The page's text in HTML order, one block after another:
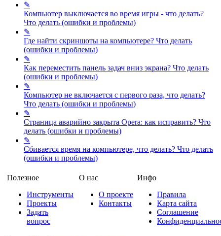
✎
Компьютер выключается во время игры - что делать?
Что делать (ошибки и проблемы)
✎
Где найти скриншоты на компьютере? Что делать
(ошибки и проблемы)
✎
Как переместить панель задач вниз экрана? Что делать
(ошибки и проблемы)
✎
Компьютер не включается с первого раза, что делать?
Что делать (ошибки и проблемы)
✎
Страница аварийно закрыта Opera: как исправить? Что
делать (ошибки и проблемы)
✎
Сбивается время на компьютере, что делать? Что делать
(ошибки и проблемы)
Полезное
Инструменты
Проекты
Задать
вопрос
О нас
О проекте
Контакты
Инфо
Правила
Карта сайта
Соглашение